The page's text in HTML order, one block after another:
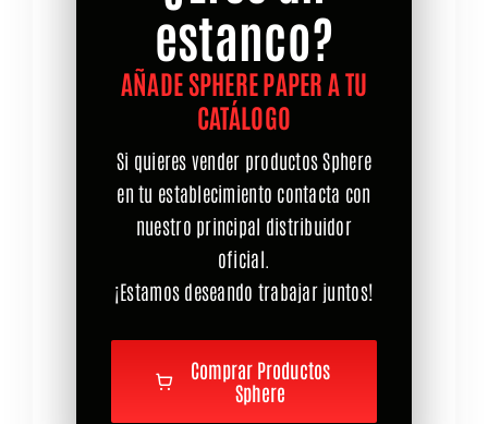
estanco?
AÑADE SPHERE PAPER A TU
CATÁLOGO
Si quieres vender productos Sphere
en tu establecimiento contacta con
nuestro principal distribuidor
oficial.
¡Estamos deseando trabajar juntos!
Comprar Productos
Sphere